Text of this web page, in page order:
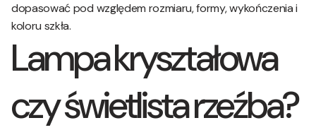
dopasować pod względem rozmiaru, formy, wykończenia i
koloru szkła.
Lampa kryształowa
czy świetlista rzeźba?